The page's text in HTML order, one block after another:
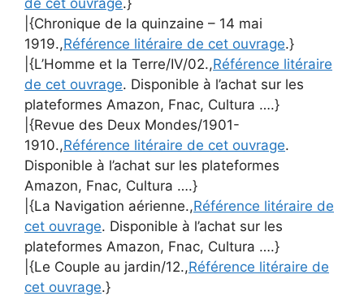
|{Chronique de la quinzaine – 14 mai
1919.,Référence litéraire de cet ouvrage.}
|{L’Homme et la Terre/IV/02.,Référence litéraire
de cet ouvrage. Disponible à l’achat sur les
plateformes Amazon, Fnac, Cultura ….}
|{Revue des Deux Mondes/1901-
1910.,Référence litéraire de cet ouvrage.
Disponible à l’achat sur les plateformes
Amazon, Fnac, Cultura ….}
|{La Navigation aérienne.,Référence litéraire de
cet ouvrage. Disponible à l’achat sur les
plateformes Amazon, Fnac, Cultura ….}
|{Le Couple au jardin/12.,Référence litéraire de
cet ouvrage.}